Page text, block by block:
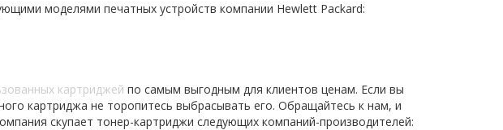
моделями печатных устройств компании Hewlett Packard:
картриджей по самым выгодным для клиентов ценам. Если вы
картриджа не торопитесь выбрасывать его. Обращайтесь к нам, и
скупает тонер-картриджи следующих компаний-производителей: